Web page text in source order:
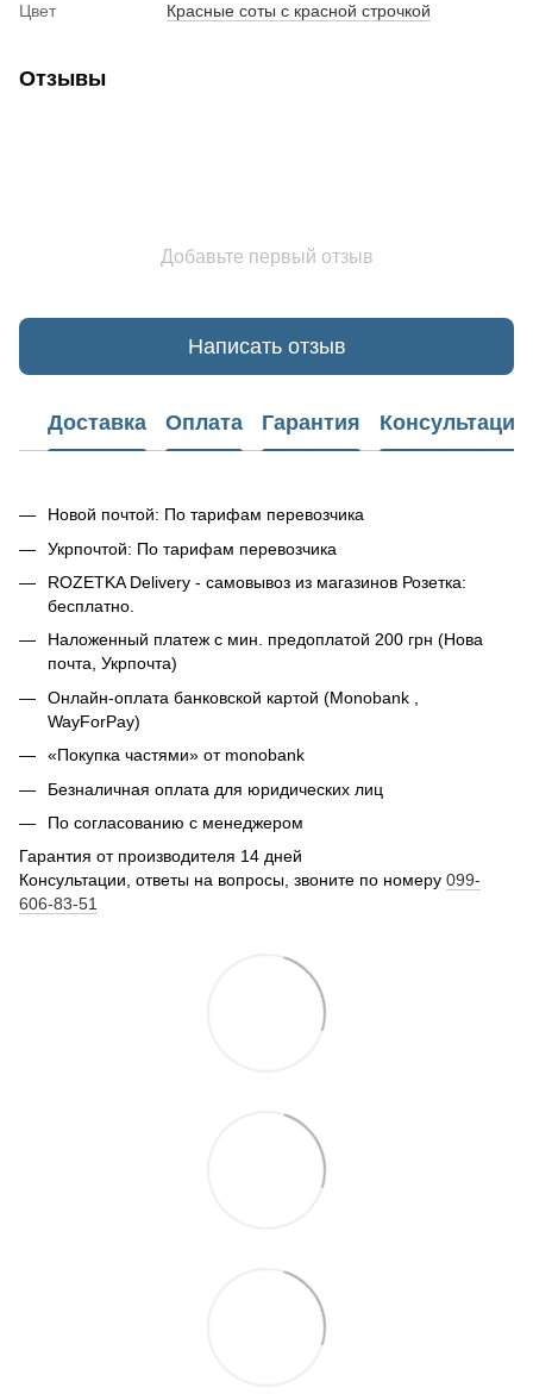
Цвет Красные соты с красной строчкой
Отзывы
Добавьте первый отзыв
Написать отзыв
Доставка Оплата Гарантия Консультация
Новой почтой: По тарифам перевозчика
Укрпочтой: По тарифам перевозчика
ROZETKA Delivery - самовывоз из магазинов Розетка:
бесплатно.
Наложенный платеж с мин. предоплатой 200 грн (Нова
почта, Укрпочта)
Онлайн-оплата банковской картой (Monobank ,
WayForPay)
«Покупка частями» от monobank
Безналичная оплата для юридических лиц
По согласованию с менеджером
Гарантия от производителя 14 дней
Консультации, ответы на вопросы, звоните по номеру 099-
606-83-51